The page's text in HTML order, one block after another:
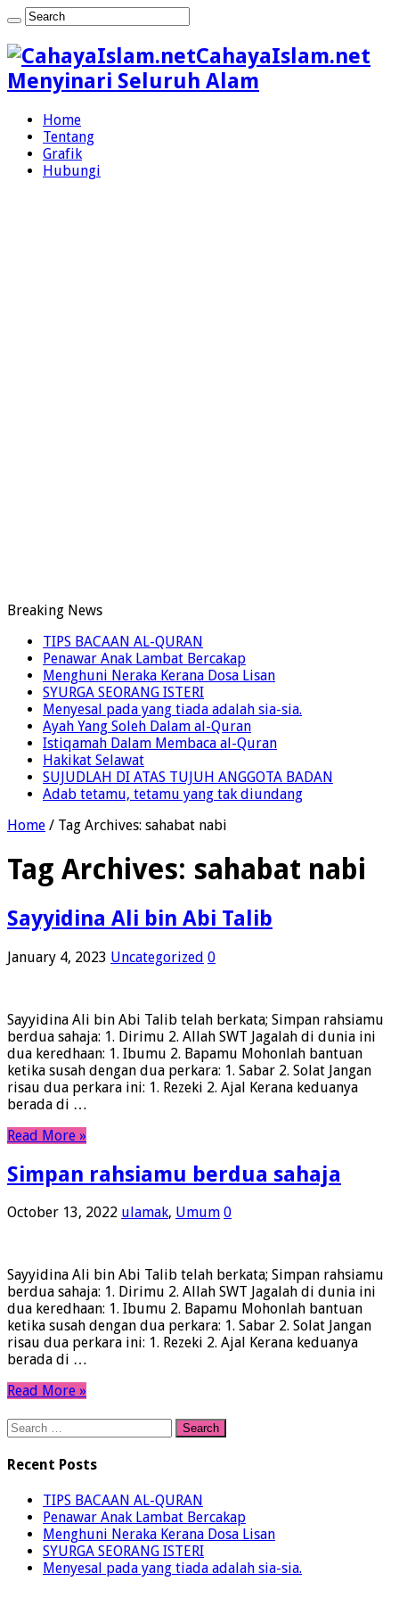
CahayaIslam.net
Menyinari Seluruh Alam
Home
Tentang
Grafik
Hubungi
Breaking News
TIPS BACAAN AL-QURAN
Penawar Anak Lambat Bercakap
Menghuni Neraka Kerana Dosa Lisan
SYURGA SEORANG ISTERI
Menyesal pada yang tiada adalah sia-sia.
Ayah Yang Soleh Dalam al-Quran
Istiqamah Dalam Membaca al-Quran
Hakikat Selawat
SUJUDLAH DI ATAS TUJUH ANGGOTA BADAN
Adab tetamu, tetamu yang tak diundang
Home / Tag Archives: sahabat nabi
Tag Archives: sahabat nabi
Sayyidina Ali bin Abi Talib
January 4, 2023 Uncategorized 0
Sayyidina Ali bin Abi Talib telah berkata; Simpan rahsiamu
berdua sahaja: 1. Dirimu 2. Allah SWT Jagalah di dunia ini
dua keredhaan: 1. Ibumu 2. Bapamu Mohonlah bantuan
ketika susah dengan dua perkara: 1. Sabar 2. Solat Jangan
risau dua perkara ini: 1. Rezeki 2. Ajal Kerana keduanya
berada di …
Read More »
Simpan rahsiamu berdua sahaja
October 13, 2022 ulamak, Umum 0
Sayyidina Ali bin Abi Talib telah berkata; Simpan rahsiamu
berdua sahaja: 1. Dirimu 2. Allah SWT Jagalah di dunia ini
dua keredhaan: 1. Ibumu 2. Bapamu Mohonlah bantuan
ketika susah dengan dua perkara: 1. Sabar 2. Solat Jangan
risau dua perkara ini: 1. Rezeki 2. Ajal Kerana keduanya
berada di …
Read More »
Search
for:
Recent Posts
TIPS BACAAN AL-QURAN
Penawar Anak Lambat Bercakap
Menghuni Neraka Kerana Dosa Lisan
SYURGA SEORANG ISTERI
Menyesal pada yang tiada adalah sia-sia.